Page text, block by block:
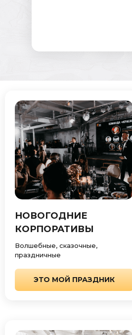
НОВОГОДНИЕ
КОРПОРАТИВЫ
Волшебные, сказочные,
праздничные
ЭТО МОЙ ПРАЗДНИК